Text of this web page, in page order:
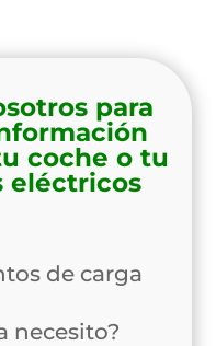
para
coche o tu
eléctricos
de carga
necesito?